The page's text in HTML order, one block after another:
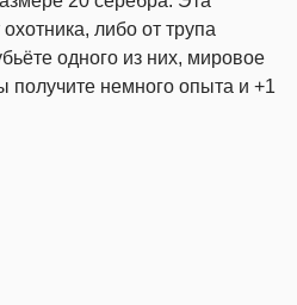
либо от трупа
одного из них, мировое
получите немного опыта и +1